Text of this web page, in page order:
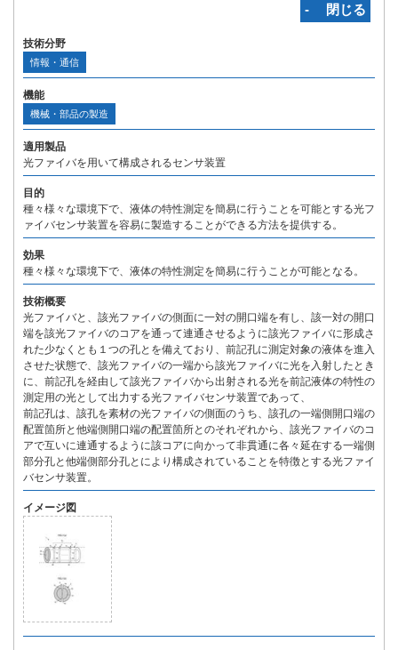
‐ 閉じる
技術分野
情報・通信
機能
機械・部品の製造
適用製品
光ファイバを用いて構成されるセンサ装置
目的
種々様々な環境下で、液体の特性測定を簡易に行うことを可能とする光フ
ァイバセンサ装置を容易に製造することができる方法を提供する。
効果
種々様々な環境下で、液体の特性測定を簡易に行うことが可能となる。
技術概要
光ファイバと、該光ファイバの側面に一対の開口端を有し、該一対の開口
端を該光ファイバのコアを通って連通させるように該光ファイバに形成さ
れた少なくとも１つの孔とを備えており、前記孔に測定対象の液体を進入
させた状態で、該光ファイバの一端から該光ファイバに光を入射したとき
に、前記孔を経由して該光ファイバから出射される光を前記液体の特性の
測定用の光として出力する光ファイバセンサ装置であって、
前記孔は、該孔を素材の光ファイバの側面のうち、該孔の一端側開口端の
配置箇所と他端側開口端の配置箇所とのそれぞれから、該光ファイバのコ
アで互いに連通するように該コアに向かって非貫通に各々延在する一端側
部分孔と他端側部分孔とにより構成されていることを特徴とする光ファイ
バセンサ装置。
イメージ図